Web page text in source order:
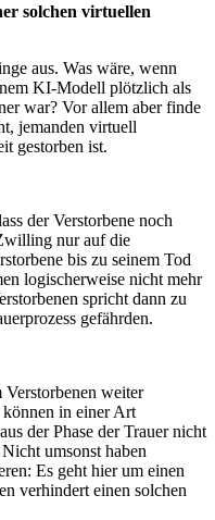
solchen virtuellen
aus. Was wäre, wenn
KI-Modell plötzlich als
war? Vor allem aber finde
jemanden virtuell
gestorben ist.
der Verstorbene noch
nur auf die
bis zu seinem Tod
logischerweise nicht mehr
spricht dann zu
gefährden.
Verstorbenen weiter
können in einer Art
der Phase der Trauer nicht
umsonst haben
Es geht hier um einen
verhindert einen solchen